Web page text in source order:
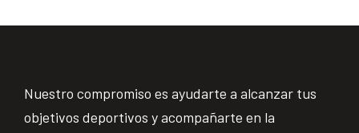
Nuestro compromiso es ayudarte a alcanzar tus
objetivos deportivos y acompañarte en la